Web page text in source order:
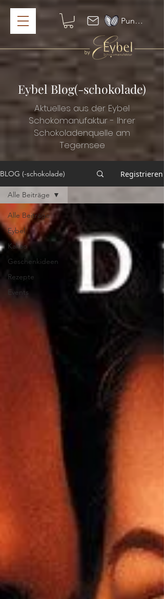
Punkte ansehen
Eybel Blog(-schokolade)
Aktuelles aus der Eybel
Schokomanufaktur - Ihrer
Schokoladenquelle am
Tegernsee
BLOG (-schokolade) Registrieren
Alle Beiträge
Eybel
Kakao
Geschenkideen
Rezepte
Events
Alle Beiträge